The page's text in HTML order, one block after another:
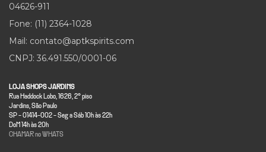
04626-911
Fone: (11) 2364-1028
Mail: contato@aptkspirits.com
CNPJ: 36.491.550/0001-06
LOJA SHOPS JARDINS
Rua Haddock Lobo, 1626, 2° piso
Jardins, São Paulo
SP - 01414-002 - Seg a Sáb 10h às 22h
DoM 14h às 20h
CHAMAR no WHATS